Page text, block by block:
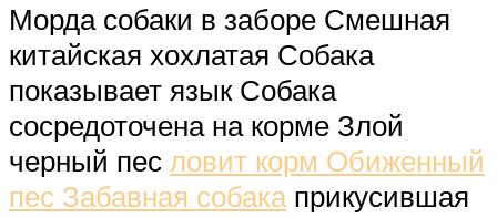
Морда собаки в заборе Смешная
китайская хохлатая Собака
показывает язык Собака
сосредоточена на корме Злой
черный пес ловит корм Обиженный
пес Забавная собакаприкусившая